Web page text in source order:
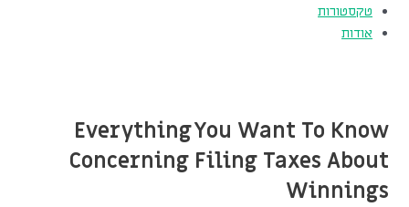
טקסטורות
אודות
Everything You Want To Know
Concerning Filing Taxes About
Winnings